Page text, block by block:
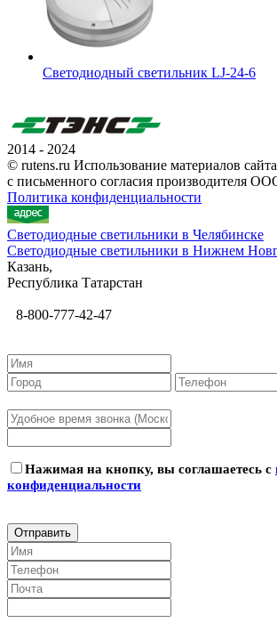
Светодиодный светильник LJ-24-6
2014 - 2024
© rutens.ru Использование материалов
с письменного согласия производителя
Политика конфиденциальности
Светодиодные светильники в Челябинске
Светодиодные светильники в Нижнем
Казань,
Республика Татарстан
8-800-777-42-47
Нажимая на кнопку, вы соглашаетесь с
конфиденциальности